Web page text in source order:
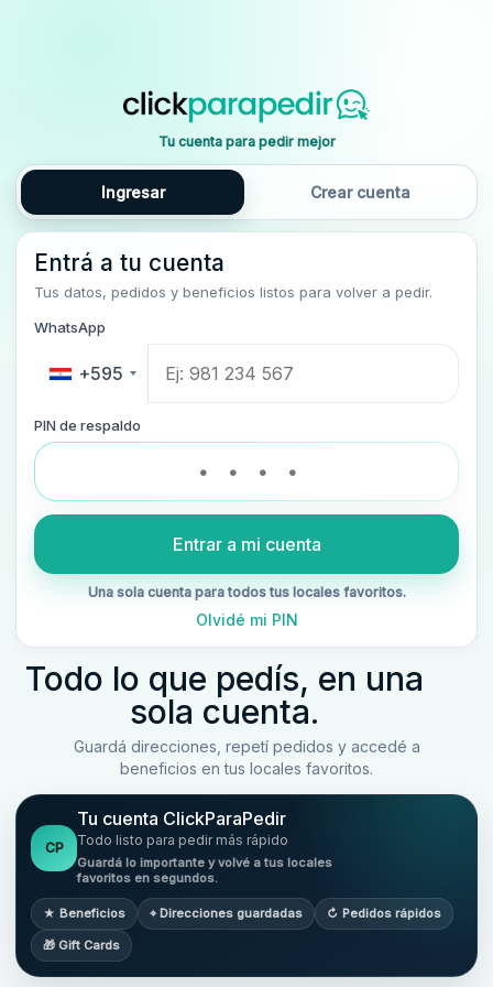
Tu cuenta para pedir mejor
Ingresar Crear cuenta
Entrá a tu cuenta
Tus datos, pedidos y beneficios listos para volver a pedir.
WhatsApp
+595
PIN de respaldo
Entrar a mi cuenta
Una sola cuenta para todos tus locales favoritos.
Olvidé mi PIN
Todo lo que pedís, en una
sola cuenta.
Guardá direcciones, repetí pedidos y accedé a
beneficios en tus locales favoritos.
CP
Tu cuenta ClickParaPedir
Todo listo para pedir más rápido
Guardá lo importante y volvé a tus locales
favoritos en segundos.
★ Beneficios ⌖ Direcciones guardadas ↻ Pedidos rápidos
🎁 Gift Cards